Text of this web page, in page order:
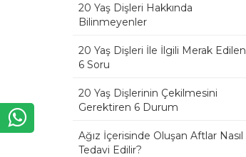
20 Yaş Dişleri Hakkında
Bilinmeyenler
20 Yaş Dişleri İle İlgili Merak Edilen
6 Soru
20 Yaş Dişlerinin Çekilmesini
Gerektiren 6 Durum
Ağız İçerisinde Oluşan Aftlar Nasıl
Tedavi Edilir?